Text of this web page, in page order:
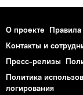
О проекте
Контакты и
Пресс-релизы
Политика
логирования